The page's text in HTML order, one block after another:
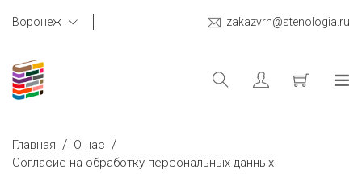
Воронеж zakazvrn@stenologia.ru
Главная / О нас /
Согласие на обработку персональных данных